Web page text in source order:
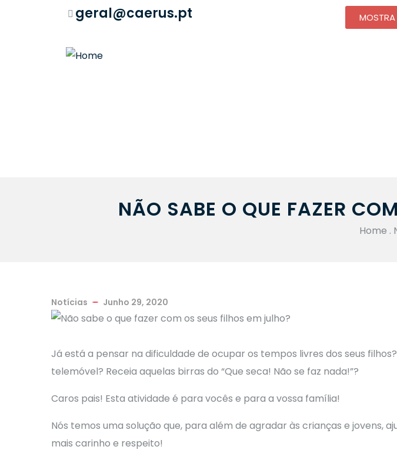
geral@caerus.pt
NÃO SABE O QUE FAZER
Home .
Notícias Junho 29, 2020
Já está a pensar na dificuldade de ocupar os tempos livres dos seus
telemóvel? Receia aquelas birras do “Que seca! Não se faz nada!”?
Caros pais! Esta atividade é para vocês e para a vossa família!
Nós temos uma solução que, para além de agradar às crianças e
mais carinho e respeito!